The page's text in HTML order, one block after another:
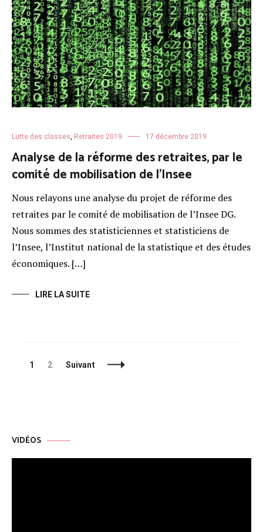
Lutte des classes, Retraites 2019 17 décembre 2019
Analyse de la réforme des retraites, par le
comité de mobilisation de l’Insee
Nous relayons une analyse du projet de réforme des
retraites par le comité de mobilisation de l’Insee DG.
Nous sommes des statisticiennes et statisticiens de
l’Insee, l’Institut national de la statistique et des études
économiques. […]
LIRE LA SUITE
Navigation
Page
1 Page
2 Suivant
VIDÉOS